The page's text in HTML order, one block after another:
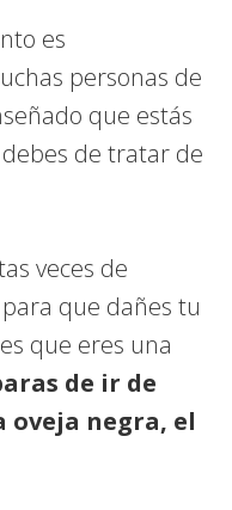
es
personas de
que estás
de tratar de
veces de
que dañes tu
que eres una
de ir de
oveja negra, el